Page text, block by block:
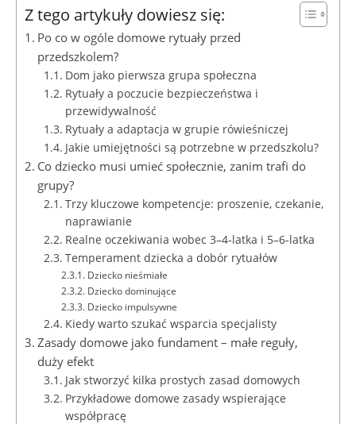
Z tego artykuły dowiesz się:
Po co w ogóle domowe rytuały przed
przedszkolem?
Dom jako pierwsza grupa społeczna
Rytuały a poczucie bezpieczeństwa i
przewidywalność
Rytuały a adaptacja w grupie rówieśniczej
Jakie umiejętności są potrzebne w przedszkolu?
Co dziecko musi umieć społecznie, zanim trafi do
grupy?
Trzy kluczowe kompetencje: proszenie, czekanie,
naprawianie
Realne oczekiwania wobec 3–4‑latka i 5–6‑latka
Temperament dziecka a dobór rytuałów
Dziecko nieśmiałe
Dziecko dominujące
Dziecko impulsywne
Kiedy warto szukać wsparcia specjalisty
Zasady domowe jako fundament – małe reguły,
duży efekt
Jak stworzyć kilka prostych zasad domowych
Przykładowe domowe zasady wspierające
współpracę